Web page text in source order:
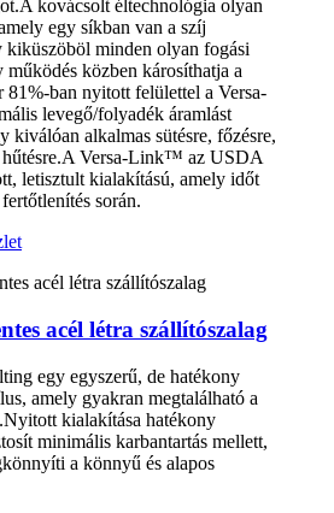
kovácsolt éltechnológia olyan
egy síkban van a szíj
kiküszöböl minden olyan fogási
működés közben károsíthatja a
81%-ban nyitott felülettel a Versa-
levegő/folyadék áramlást
kiválóan alkalmas sütésre, főzésre,
hűtésre.A Versa-Link™ az USDA
letisztult kialakítású, amely időt
során.
acél létra szállítószalag
egy egyszerű, de hatékony
amely gyakran megtalálható a
kialakítása hatékony
minimális karbantartás mellett,
a könnyű és alapos